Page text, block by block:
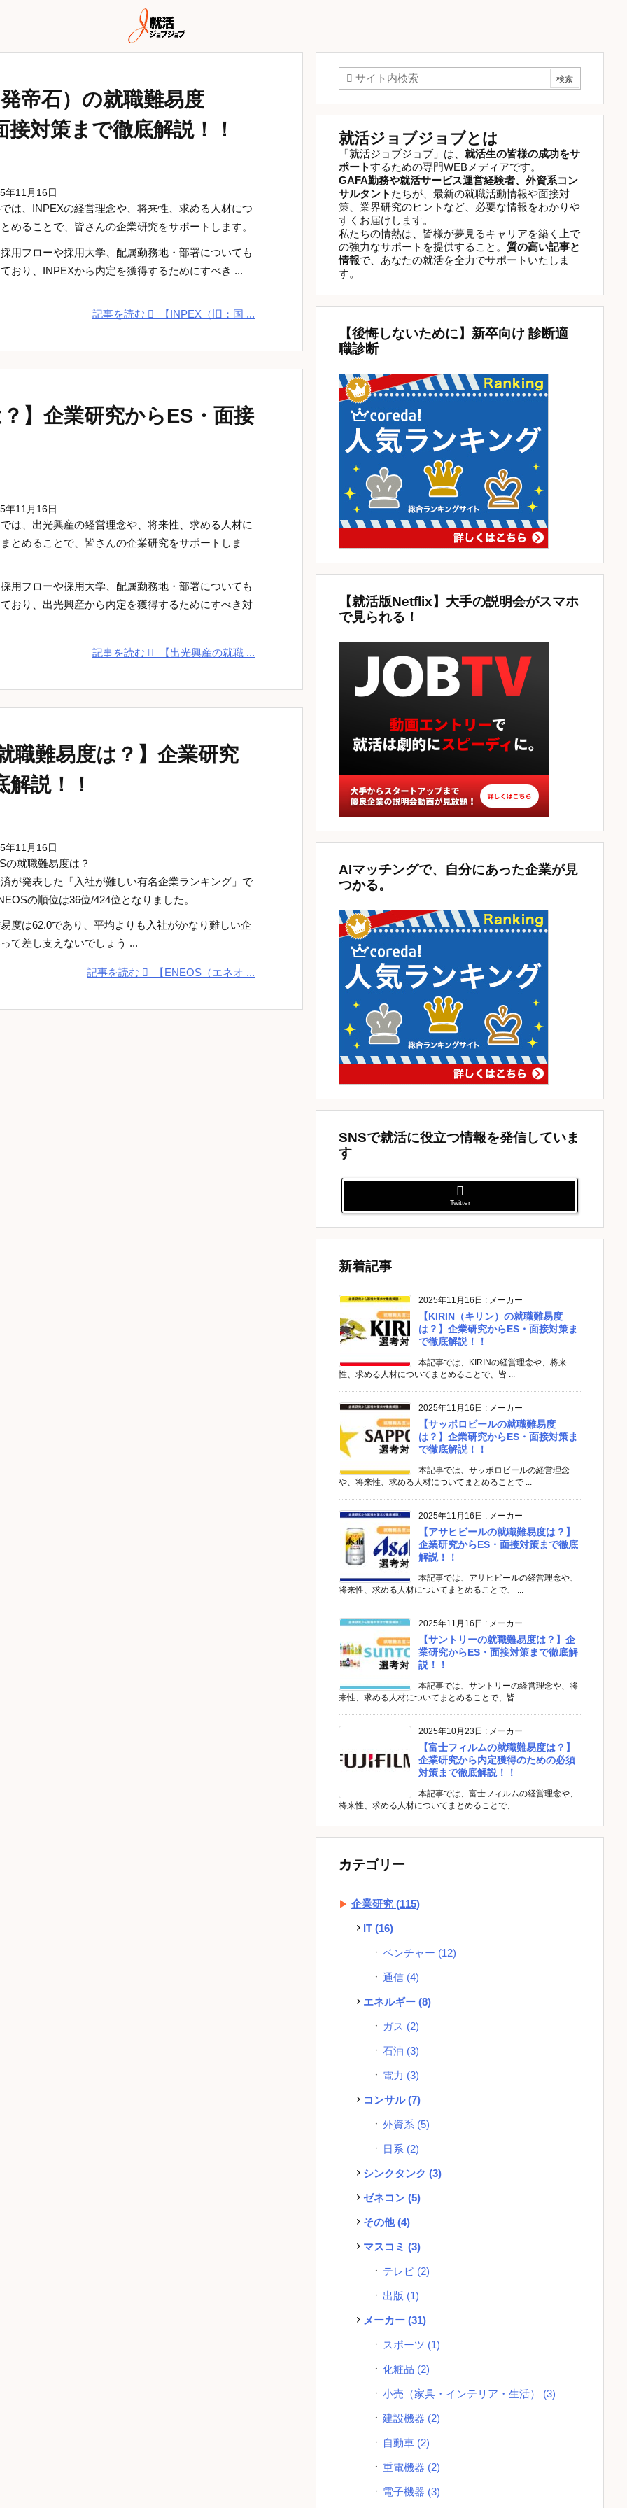
帝石）の就職難易度
対策まで徹底解説！！
年11月16日
は、INPEXの経営理念や、将来性、求める人材につ
めることで、皆さんの企業研究をサポートします。
用フローや採用大学、配属勤務地・部署についても
おり、INPEXから内定を獲得するためにすべき ...
記事を読む 【INPEX（旧：国 ...
】企業研究からES・面接
年11月16日
は、出光興産の経営理念や、将来性、求める人材に
とめることで、皆さんの企業研究をサポートしま
用フローや採用大学、配属勤務地・部署についても
おり、出光興産から内定を獲得するためにすべき対
記事を読む 【出光興産の就職 ...
職難易度は？】企業研究
説！！
年11月16日
の就職難易度は？
が発表した「入社が難しい有名企業ランキング」で
の順位は36位/424位となりました。
度は62.0であり、平均よりも入社がかなり難しい企
て差し支えないでしょう ...
記事を読む 【ENEOS（エネオ ...
就活ジョブジョブとは
「就活ジョブジョブ」は、 就活生の皆様の成功をサ
ポートするための専門WEBメディアです。
GAFA勤務や就活サービス運営経験者、外資系コン
サルタント たちが、最新の就職活動情報や面接対
策、業界研究のヒントなど、必要な情報をわかりや
すくお届けします。
私たちの情熱は、皆様が夢見るキャリアを築く上で
の強力なサポートを提供すること。 質の高い記事と
情報で、あなたの就活を全力でサポートいたしま
す。
【後悔しないために】新卒向け 診断適
職診断
【就活版Netflix】大手の説明会がスマホ
で見られる！
AIマッチングで、自分にあった企業が見
つかる。
SNSで就活に役立つ情報を発信していま
す
Twitter
新着記事
2025年11月16日 : メーカー
【KIRIN（キリン）の就職難易度
は？】企業研究からES・面接対策ま
で徹底解説！！
本記事では、KIRINの経営理念や、将来
性、求める人材についてまとめることで、皆 ...
2025年11月16日 : メーカー
【サッポロビールの就職難易度
は？】企業研究からES・面接対策ま
で徹底解説！！
本記事では、サッポロビールの経営理念
や、将来性、求める人材についてまとめることで ...
2025年11月16日 : メーカー
【アサヒビールの就職難易度は？】
企業研究からES・面接対策まで徹底
解説！！
本記事では、アサヒビールの経営理念や、
将来性、求める人材についてまとめることで、 ...
2025年11月16日 : メーカー
【サントリーの就職難易度は？】企
業研究からES・面接対策まで徹底解
説！！
本記事では、サントリーの経営理念や、将
来性、求める人材についてまとめることで、皆 ...
2025年10月23日 : メーカー
【富士フィルムの就職難易度は？】
企業研究から内定獲得のための必須
対策まで徹底解説！！
本記事では、富士フィルムの経営理念や、
将来性、求める人材についてまとめることで、 ...
カテゴリー
企業研究 (115)
IT (16)
ベンチャー (12)
通信 (4)
エネルギー (8)
ガス (2)
石油 (3)
電力 (3)
コンサル(7)
外資系 (5)
日系 (2)
シンクタンク (3)
ゼネコン (5)
その他(4)
マスコミ (3)
テレビ (2)
出版 (1)
メーカー (31)
スポーツ (1)
化粧品 (2)
小売（家具・インテリア・生活） (3)
建設機器 (2)
自動車 (2)
重電機器 (2)
電子機器 (3)